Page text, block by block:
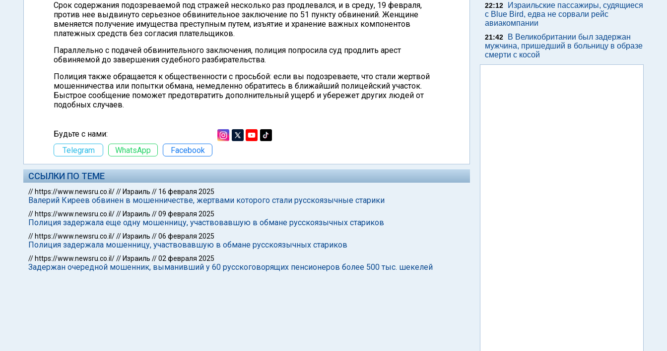
Срок содержания подозреваемой под стражей несколько раз продлевался, и в среду, 19 февраля,
против нее выдвинуто серьезное обвинительное заключение по 51 пункту обвинений. Женщине
вменяется получение имущества преступным путем, изъятие и хранение важных компонентов
платежных средств без согласия плательщиков.
Параллельно с подачей обвинительного заключения, полиция попросила суд продлить арест
обвиняемой до завершения судебного разбирательства.
Полиция также обращается к общественности с просьбой: если вы подозреваете, что стали жертвой
мошенничества или попытки обмана, немедленно обратитесь в ближайший полицейский участок.
Быстрое сообщение поможет предотвратить дополнительный ущерб и убережет других людей от
подобных случаев.
Будьте с нами:
Telegram
WhatsApp Facebook
ССЫЛКИ ПО ТЕМЕ
// https://www.newsru.co.il/// Израиль // 16 февраля 2025
Валерий Киреев обвинен в мошенничестве, жертвами которого стали русскоязычные старики
// https://www.newsru.co.il/// Израиль //09 февраля 2025
Полиция задержала еще одну мошенницу, участвовавшую в обмане русскоязычных стариков
// https://www.newsru.co.il/// Израиль //06 февраля 2025
Полиция задержала мошенницу, участвовавшую в обмане русскоязычных стариков
// https://www.newsru.co.il/// Израиль //02 февраля 2025
Задержан очередной мошенник, выманивший у 60 русскоговорящих пенсионеров более 500 тыс. шекелей
22:12
Израильские пассажиры, судящиеся
с Blue Bird, едва не сорвали рейс
авиакомпании
21:42
В Великобритании был задержан
мужчина, пришедший в больницу в образе
смерти с косой